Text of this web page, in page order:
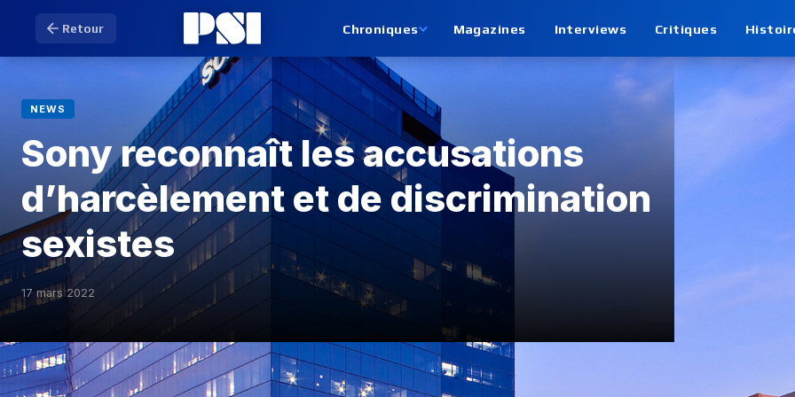
Retour Chroniques Magazines Interviews Critiques
NEWS
Sony reconnaît les accusations
d’harcèlement et de discrimination
sexistes
17 mars 2022